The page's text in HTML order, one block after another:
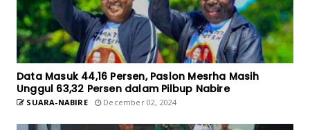
Data Masuk 44,16 Persen, Paslon Mesrha Masih
Unggul 63,32 Persen dalam Pilbup Nabire
SUARA-NABIRE December 02, 2024